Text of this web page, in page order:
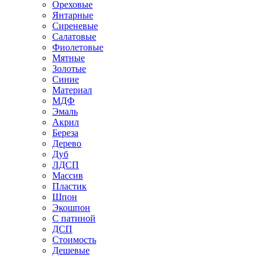
Ореховые
Янтарные
Сиреневые
Салатовые
Фиолетовые
Мятные
Золотые
Синие
Материал
МДФ
Эмаль
Акрил
Береза
Дерево
Дуб
ЛДСП
Массив
Пластик
Шпон
Экошпон
С патиной
ДСП
Стоимость
Дешевые